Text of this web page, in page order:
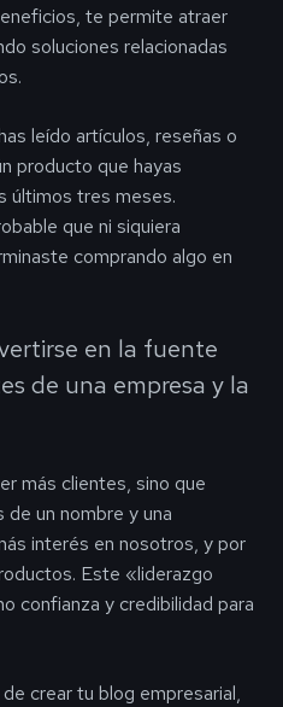
te permite atraer
soluciones relacionadas
leído artículos, reseñas o
producto que hayas
últimos tres meses.
que ni siquiera
comprando algo en
en la fuente
de una empresa y la
más clientes, sino que
un nombre y una
interés en nosotros, y por
Este «liderazgo
confianza y credibilidad para
crear tu blog empresarial,